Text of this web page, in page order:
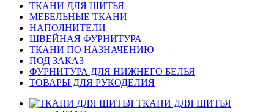
ТКАНИ ДЛЯ ШИТЬЯ
МЕБЕЛЬНЫЕ ТКАНИ
НАПОЛНИТЕЛИ
ШВЕЙНАЯ ФУРНИТУРА
ТКАНИ ПО НАЗНАЧЕНИЮ
ПОД ЗАКАЗ
ФУРНИТУРА ДЛЯ НИЖНЕГО БЕЛЬЯ
ТОВАРЫ ДЛЯ РУКОДЕЛИЯ
ТКАНИ ДЛЯ ШИТЬЯ